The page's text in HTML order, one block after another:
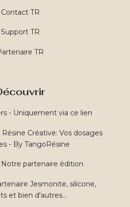
Contact TR
Support TR
TR
- Uniquement via ce lien
Créative: Vos dosages
- By TangoRésine
Notre partenaire édition
Jesmonite, silicone,
et bien d'autres...